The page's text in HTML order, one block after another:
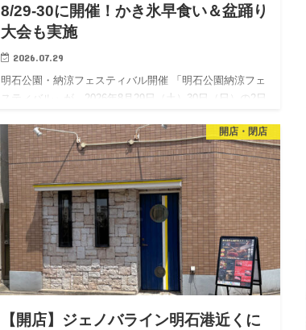
8/29-30に開催！かき氷早食い＆盆踊り
大会も実施
2026.07.29
明石公園・納涼フェスティバル開催 「明石公園納涼フェ
スティバル」が、2026年8月29日（土）30日（日）の2日
は、夏休みの最後を飾る明石公園の恒例お祭りイベン
ト。 西芝…
開店・閉店
【開店】ジェノバライン明石港近くに